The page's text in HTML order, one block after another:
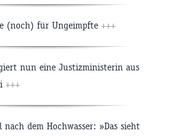
(noch) für Ungeimpfte +++
nun eine Justizministerin aus
+++
nach dem Hochwasser: »Das sieht